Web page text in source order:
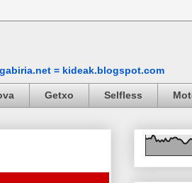
= kideak.blogspot.com
Getxo Selfless